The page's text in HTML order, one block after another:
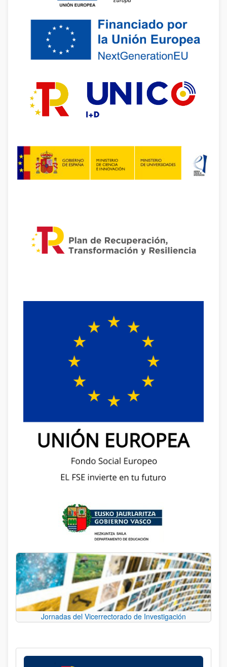
Jornadas del Vicerrectorado de Investigación